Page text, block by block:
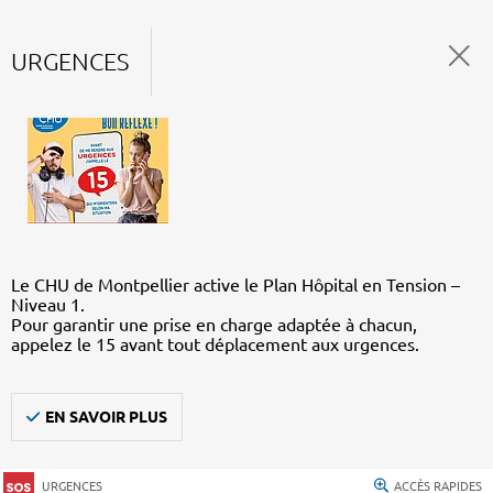
URGENCES
Le CHU de Montpellier active le Plan Hôpital en Tension –
Niveau 1.
Pour garantir une prise en charge adaptée à chacun,
appelez le 15 avant tout déplacement aux urgences.
EN SAVOIR PLUS
URGENCES ACCÈS RAPIDES